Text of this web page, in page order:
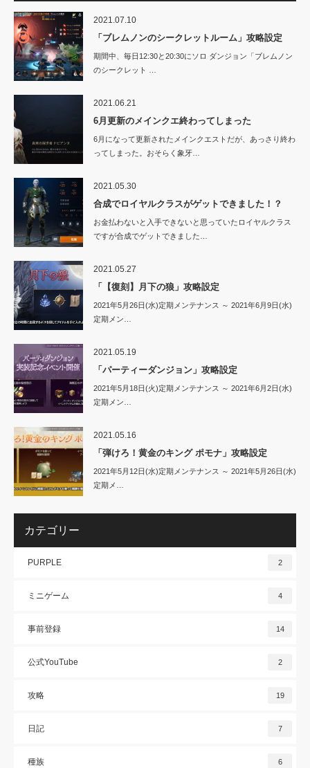
2021.07.10
「ブレムノンのシークレットルーム」攻略設定
期間中、毎日12:30と20:30にソロ ダンジョン「ブレムノン
のシークレット …
2021.06.21
6月更新のメインクエ終わってしまった
6月になって更新されたメインクエストだが、あっさり終わ
ってしまった。おそらく象牙…
2021.05.30
合成でロイヤルクラスがゲットできました！？
お金払わないと入手できないと思っていたロイヤルクラス
ですが合成でゲットできました…
2021.05.27
「【復刻】月下の狼」攻略設定
2021年5月26日(水)定期メンテナンス ～ 2021年6月9日(水)
定期メン…
2021.05.19
「パーティーダンジョン」攻略設定
2021年5月18日(火)定期メンテナンス ～ 2021年6月2日(水)
定期メン…
2021.05.16
「弾けろ！黄金のキング ポモナ」攻略設定
2021年5月12日(水)定期メンテナンス ～ 2021年5月26日(水)
定期メ…
カテゴリー
PURPLE 2
ミニゲーム 4
事前登録 14
公式YouTube 2
攻略 19
日記 7
種族 6